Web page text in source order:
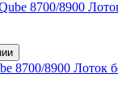
Лоток